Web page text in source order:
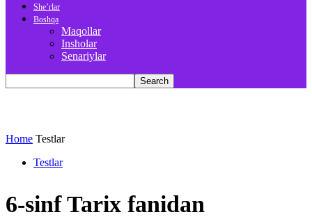
She’rlar
Boshqa
Maqollar
Insholar
Senariylar
Home Testlar
Testlar
6-sinf Tarix fanidan